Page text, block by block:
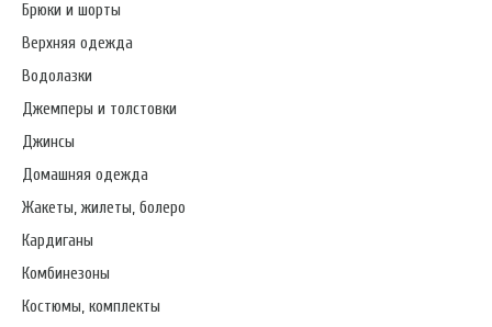
Брюки и шорты
Верхняя одежда
Водолазки
Джемперы и толстовки
Джинсы
Домашняя одежда
Жакеты, жилеты, болеро
Кардиганы
Комбинезоны
Костюмы, комплекты